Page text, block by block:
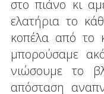
στο πιάνο κι
ελατήρια το
κοπέλα από το
μπορούσαμε
νιώσουμε το
απόσταση